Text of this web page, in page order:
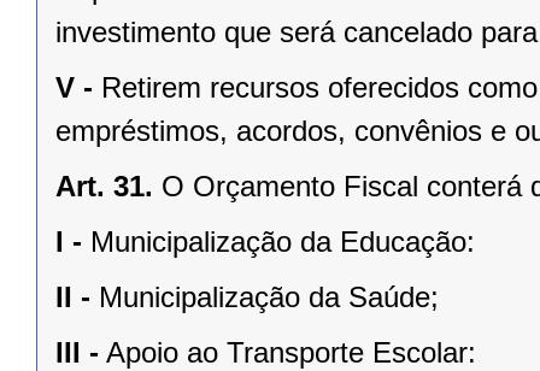
investimento que será cancelado
V - Retirem recursos oferecidos
empréstimos, acordos, convênios e
Art. 31. O Orçamento Fiscal conterá
I - Municipalização da Educação:
II - Municipalização da Saúde;
III - Apoio ao Transporte Escolar: